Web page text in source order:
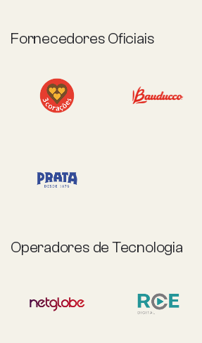
Fornecedores Oficiais
Operadores de Tecnologia